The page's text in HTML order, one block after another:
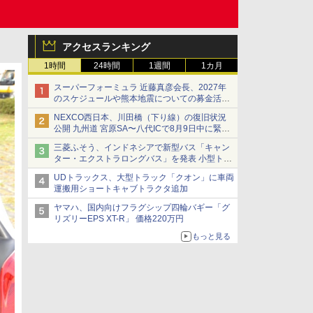
アクセスランキング
1時間 24時間 1週間 1カ月
スーパーフォーミュラ 近藤真彦会長、2027年
のスケジュールや熊本地震についての募金活動
を紹介
NEXCO西日本、川田橋（下り線）の復旧状況
公開 九州道 宮原SA〜八代ICで8月9日中に緊急
車両を通行可能に
三菱ふそう、インドネシアで新型バス「キャン
ター・エクストラロングバス」を発表 小型トラ
ックベースの観光・旅客輸送向けバス
UDトラックス、大型トラック「クオン」に車両
運搬用ショートキャブトラクタ追加
ヤマハ、国内向けフラグシップ四輪バギー「グ
リズリーEPS XT-R」 価格220万円
もっと見る